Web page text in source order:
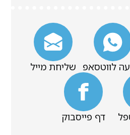
לווטסאפ שליחת מייל
דף פייסבוק